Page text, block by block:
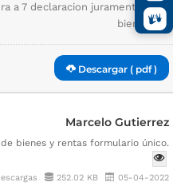
a 7 declaracion juramentada de
bienes ¥ “.
Descargar ( pdf )
Marcelo Gutierrez
bienes y rentas formulario único.
252.02 KB 05-04-2022